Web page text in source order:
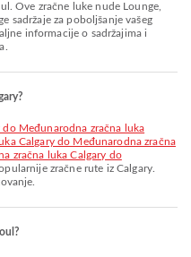
Ove zračne luke nude Lounge,
sadržaje za poboljšanje vašeg
informacije o sadržajima i
Calgary do Međunarodna zračna
zračna luka Calgary do
zračne rute iz Calgary.